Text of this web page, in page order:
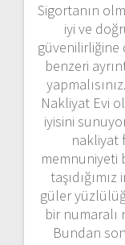
Sigortanın
iyi ve
güvenilirliğine
benzeri
Nakliyat Evi
iyisini
nakliyat
memnuniyeti
güler
bir numaralı
Bundan